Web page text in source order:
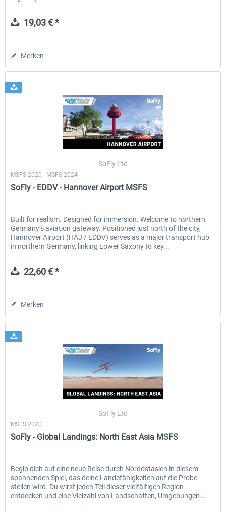
19,03 € *
Merken
SoFly Ltd
MSFS 2020 | MSFS 2024
SoFly - EDDV - Hannover Airport MSFS
Built for realism. Designed for immersion. Welcome to northern
Germany’s aviation gateway. Positioned just north of the city,
Hannover Airport (HAJ / EDDV) serves as a major transport hub
in northern Germany, linking Lower Saxony to key...
22,60 € *
Merken
SoFly Ltd
MSFS 2020
SoFly - Global Landings: North East Asia MSFS
Begib dich auf eine neue Reise durch Nordostasien in diesem
spannenden Spiel, das deine Landefähigkeiten auf die Probe
stellen wird. Du wirst jeden Teil dieser vielfältigen Region
entdecken und eine Vielzahl von Landschaften, Umgebungen...